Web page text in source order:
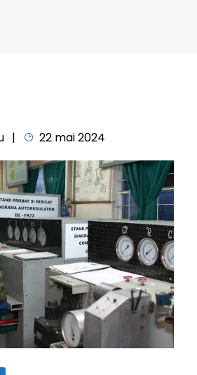
22 mai 2024